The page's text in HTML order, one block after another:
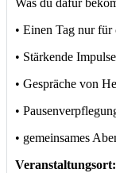
Was du dafür
• Einen Tag nur für
• Stärkende
• Gespräche von
•
• gemeinsames
Veranstaltungsort: